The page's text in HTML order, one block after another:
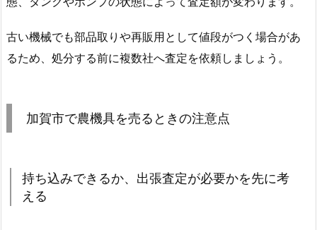
古い機械でも部品取りや再販用として値段がつく場合があ
るため、処分する前に複数社へ査定を依頼しましょう。
加賀市で農機具を売るときの注意点
持ち込みできるか、出張査定が必要かを先に考
える